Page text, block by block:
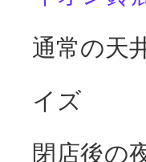
通常の天
イズ
閉店後の